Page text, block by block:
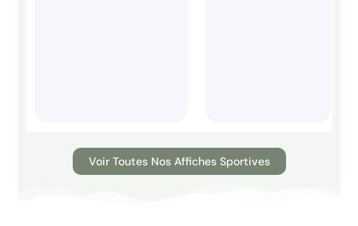
Voir Toutes Nos Affiches Sportives